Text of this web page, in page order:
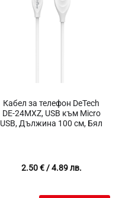
Кабел за телефон DeTech
DE-24MXZ, USB към Micro
USB, Дължина 100 см, Бял
2.50€/ 4.89 лв.